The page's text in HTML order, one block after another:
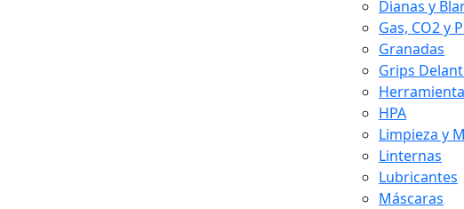
Dianas y
Gas, CO2 y
Granadas
Grips
HPA
Limpieza y
Linternas
Lubricantes
Máscaras